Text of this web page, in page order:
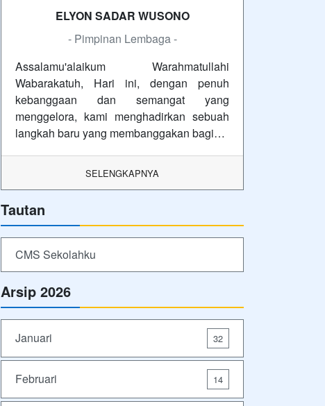
ELYON SADAR WUSONO
- Pimpinan Lembaga -
Assalamu'alaikum Warahmatullahi
Wabarakatuh, Hari ini, dengan penuh
kebanggaan dan semangat yang
menggelora, kami menghadirkan sebuah
langkah baru yang membanggakan bagi…
SELENGKAPNYA
Tautan
CMS Sekolahku
Arsip 2026
Januari 32
Februari 14